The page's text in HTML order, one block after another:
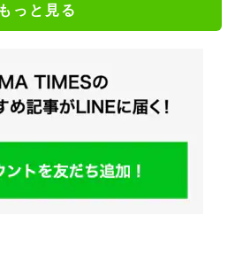
もっと見る